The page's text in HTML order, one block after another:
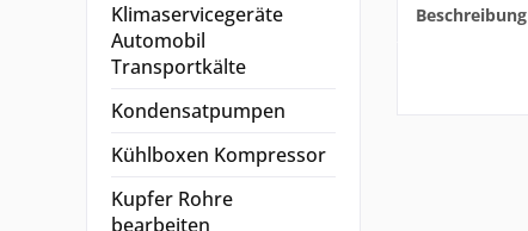
Klimaservicegeräte
Automobil
Transportkälte
Kondensatpumpen
Kühlboxen Kompressor
Kupfer Rohre
bearbeiten
Beschreibung